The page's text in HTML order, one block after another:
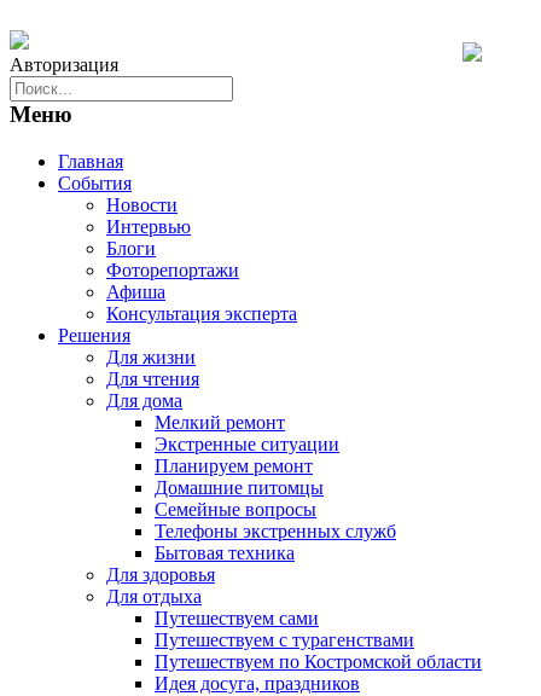
Авторизация
Меню
Главная
События
Новости
Интервью
Блоги
Фоторепортажи
Афиша
Консультация эксперта
Решения
Для жизни
Для чтения
Для дома
Мелкий ремонт
Экстренные ситуации
Планируем ремонт
Домашние питомцы
Семейные вопросы
Телефоны экстренных служб
Бытовая техника
Для здоровья
Для отдыха
Путешествуем сами
Путешествуем с турагенствами
Путешествуем по Костромской области
Идея досуга, праздников